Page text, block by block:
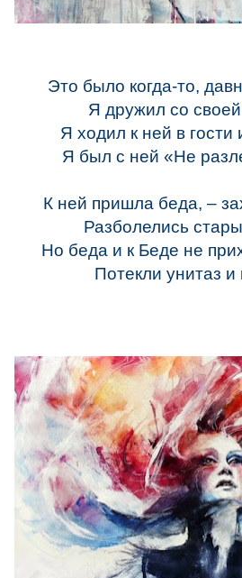
Это было когда-то,
Я дружил со
Я ходил к ней в гости
Я был с ней «Не
К ней пришла беда, –
Разболелись
Но беда и к Беде не
Потекли унитаз и